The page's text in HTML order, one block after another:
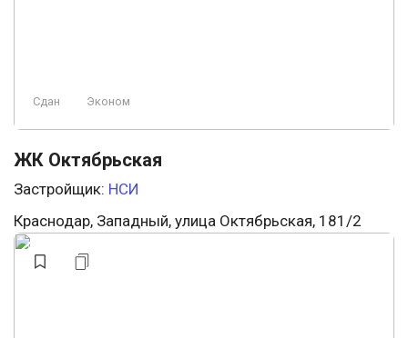
Сдан Эконом
ЖК Октябрьская
Застройщик: НСИ
Краснодар, Западный, улица Октябрьская, 181/2